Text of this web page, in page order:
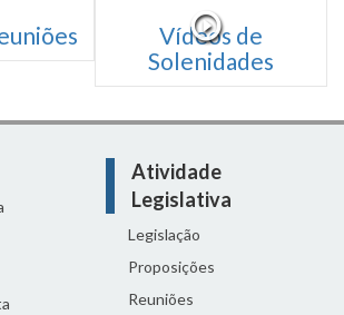
Vídeos de
Solenidades
Atividade
Legislativa
Legislação
Proposições
Reuniões